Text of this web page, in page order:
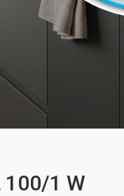
100/1 W